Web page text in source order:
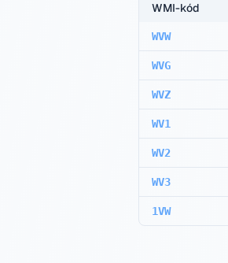
WMI-kód
WVW
WVG
WVZ
WV1
WV2
WV3
1VW